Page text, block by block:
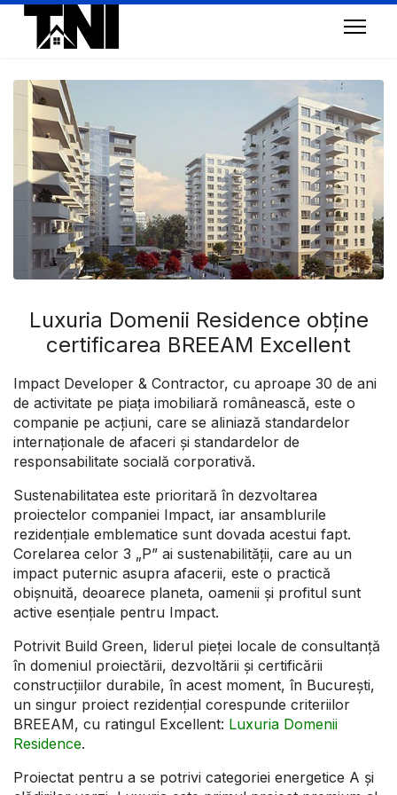
Luxuria Domenii Residence obține
certificarea BREEAM Excellent
Impact Developer & Contractor, cu aproape 30 de ani
de activitate pe piața imobiliară românească, este o
companie pe acțiuni, care se aliniază standardelor
internaționale de afaceri și standardelor de
responsabilitate socială corporativă.
Sustenabilitatea este prioritară în dezvoltarea
proiectelor companiei Impact, iar ansamblurile
rezidențiale emblematice sunt dovada acestui fapt.
Corelarea celor 3 „P” ai sustenabilității, care au un
impact puternic asupra afacerii, este o practică
obișnuită, deoarece planeta, oamenii și profitul sunt
active esențiale pentru Impact.
Potrivit Build Green, liderul pieței locale de consultanță
în domeniul proiectării, dezvoltării și certificării
construcțiilor durabile, în acest moment, în București,
un singur proiect rezidențial corespunde criteriilor
BREEAM, cu ratingul Excellent: Luxuria Domenii
Residence.
Proiectat pentru a se potrivi categoriei energetice A și